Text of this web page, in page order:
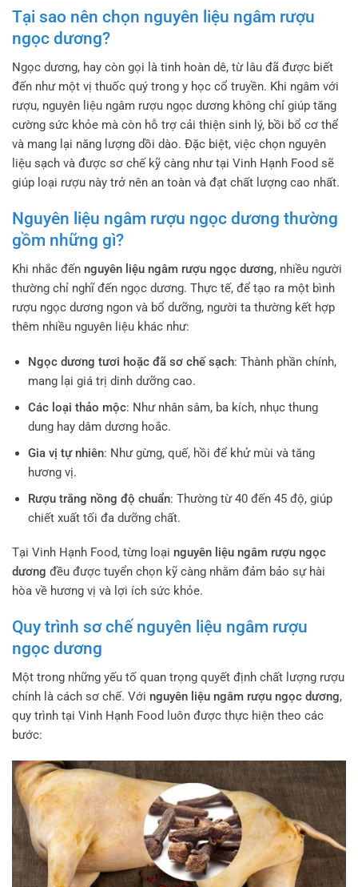
Tại sao nên chọn nguyên liệu ngâm rượu
ngọc dương?
Ngọc dương, hay còn gọi là tinh hoàn dê, từ lâu đã được biết
đến như một vị thuốc quý trong y học cổ truyền. Khi ngâm với
rượu, nguyên liệu ngâm rượu ngọc dương không chỉ giúp tăng
cường sức khỏe mà còn hỗ trợ cải thiện sinh lý, bồi bổ cơ thể
và mang lại năng lượng dồi dào. Đặc biệt, việc chọn nguyên
liệu sạch và được sơ chế kỹ càng như tại Vinh Hạnh Food sẽ
giúp loại rượu này trở nên an toàn và đạt chất lượng cao nhất.
Nguyên liệu ngâm rượu ngọc dương thường
gồm những gì?
Khi nhắc đến nguyên liệu ngâm rượu ngọc dương, nhiều người
thường chỉ nghĩ đến ngọc dương. Thực tế, để tạo ra một bình
rượu ngọc dương ngon và bổ dưỡng, người ta thường kết hợp
thêm nhiều nguyên liệu khác như:
Ngọc dương tươi hoặc đã sơ chế sạch: Thành phần chính,
mang lại giá trị dinh dưỡng cao.
Các loại thảo mộc: Như nhân sâm, ba kích, nhục thung
dung hay dâm dương hoắc.
Gia vị tự nhiên: Như gừng, quế, hồi để khử mùi và tăng
hương vị.
Rượu trắng nồng độ chuẩn: Thường từ 40 đến 45 độ, giúp
chiết xuất tối đa dưỡng chất.
Tại Vinh Hạnh Food, từng loại nguyên liệu ngâm rượu ngọc
dương đều được tuyển chọn kỹ càng nhằm đảm bảo sự hài
hòa về hương vị và lợi ích sức khỏe.
Quy trình sơ chế nguyên liệu ngâm rượu
ngọc dương
Một trong những yếu tố quan trọng quyết định chất lượng rượu
chính là cách sơ chế. Với nguyên liệu ngâm rượu ngọc dương,
quy trình tại Vinh Hạnh Food luôn được thực hiện theo các
bước: